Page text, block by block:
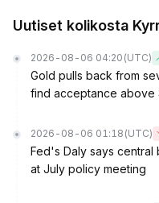
Uutiset kolikosta
2026-08-06 04:20 (UTC)
Gold pulls back from
find acceptance above
2026-08-06 01:18 (UTC)
Fed's Daly says
at July policy meeting